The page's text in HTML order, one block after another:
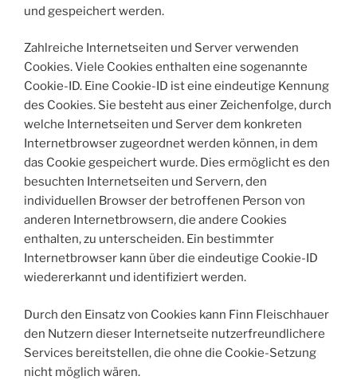
und gespeichert werden.
Zahlreiche Internetseiten und Server verwenden
Cookies. Viele Cookies enthalten eine sogenannte
Cookie-ID. Eine Cookie-ID ist eine eindeutige Kennung
des Cookies. Sie besteht aus einer Zeichenfolge, durch
welche Internetseiten und Server dem konkreten
Internetbrowser zugeordnet werden können, in dem
das Cookie gespeichert wurde. Dies ermöglicht es den
besuchten Internetseiten und Servern, den
individuellen Browser der betroffenen Person von
anderen Internetbrowsern, die andere Cookies
enthalten, zu unterscheiden. Ein bestimmter
Internetbrowser kann über die eindeutige Cookie-ID
wiedererkannt und identifiziert werden.
Durch den Einsatz von Cookies kann Finn Fleischhauer
den Nutzern dieser Internetseite nutzerfreundlichere
Services bereitstellen, die ohne die Cookie-Setzung
nicht möglich wären.